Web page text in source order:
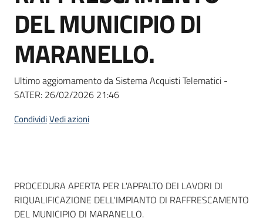
site
DEL MUNICIPIO DI
MARANELLO.
Ultimo aggiornamento da Sistema Acquisti Telematici -
SATER: 26/02/2026 21:46
CondividiVedi azioni
Dati del bando
PROCEDURA APERTA PER L'APPALTO DEI LAVORI DI
RIQUALIFICAZIONE DELL'IMPIANTO DI RAFFRESCAMENTO
DEL MUNICIPIO DI MARANELLO.